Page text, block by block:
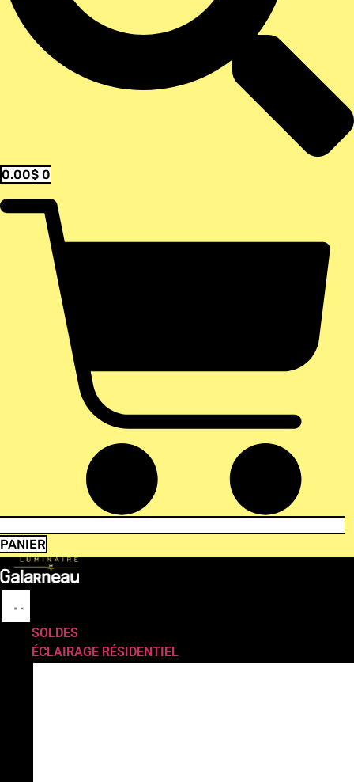
0.00$ 0
PANIER
SOLDES
ÉCLAIRAGE RÉSIDENTIEL